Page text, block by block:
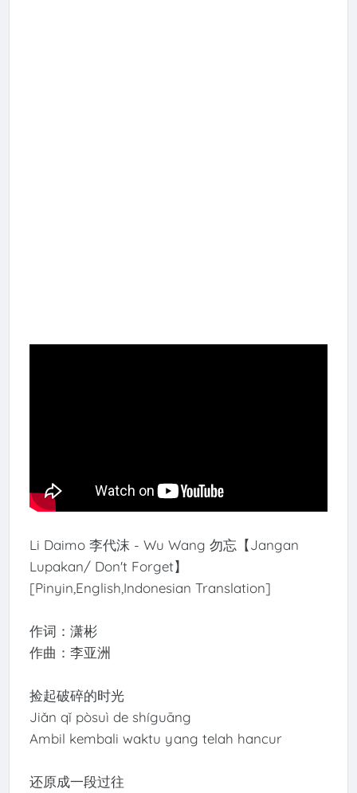
Li Daimo 李代沫 - Wu Wang 勿忘【Jangan
Lupakan/ Don't Forget】
[Pinyin,English,Indonesian Translation]
作词：潇彬
作曲：李亚洲
捡起破碎的时光
Jiǎn qǐ pòsuì de shíguāng
Ambil kembali waktu yang telah hancur
还原成一段过往